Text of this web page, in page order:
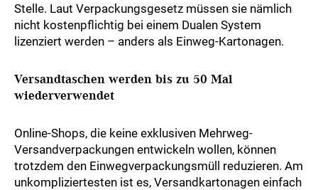
Stelle. Laut Verpackungsgesetz müssen sie nämlich
nicht kostenpflichtig bei einem Dualen System
lizenziert werden – anders als Einweg-Kartonagen.
Versandtaschen werden bis zu 50 Mal
wiederverwendet
Online-Shops, die keine exklusiven Mehrweg-
Versandverpackungen entwickeln wollen, können
trotzdem den Einwegverpackungsmüll reduzieren. Am
unkompliziertesten ist es, Versandkartonagen einfach